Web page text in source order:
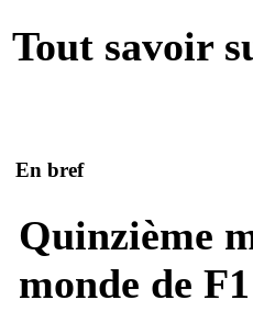
Tout savoir
En bref
Quinzième
monde de